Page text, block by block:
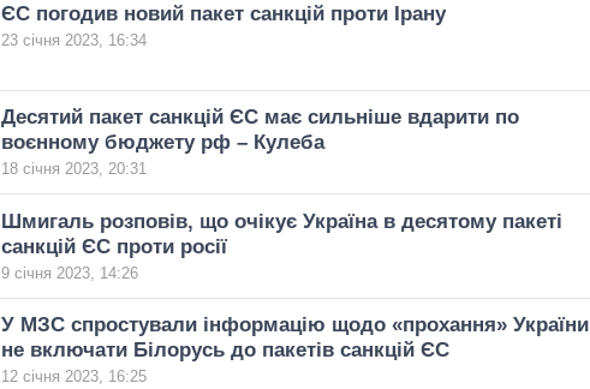
ЄС погодив новий пакет санкцій проти Ірану
23 січня 2023, 16:34
Десятий пакет санкцій ЄС має сильніше вдарити по
воєнному бюджету рф – Кулеба
18 січня 2023, 20:31
Шмигаль розповів, що очікує Україна в десятому пакеті
санкцій ЄС проти росії
9 січня 2023, 14:26
У МЗС спростували інформацію щодо «прохання» України
не включати Білорусь до пакетів санкцій ЄС
12 січня 2023, 16:25